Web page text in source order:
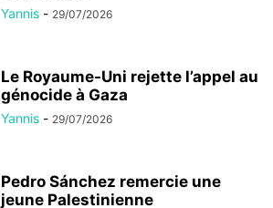
Yannis - 29/07/2026
Le Royaume-Uni rejette l’appel au
génocide à Gaza
Yannis - 29/07/2026
Pedro Sánchez remercie une
jeune Palestinienne